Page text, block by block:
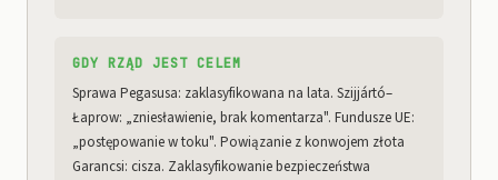
GDY RZĄD JEST CELEM
Sprawa Pegasusa: zaklasyfikowana na lata. Szijjártó–
Łaprow: „zniesławienie, brak komentarza". Fundusze UE:
„postępowanie w toku". Powiązanie z konwojem złota
Garancsi: cisza. Zaklasyfikowanie bezpieczeństwa